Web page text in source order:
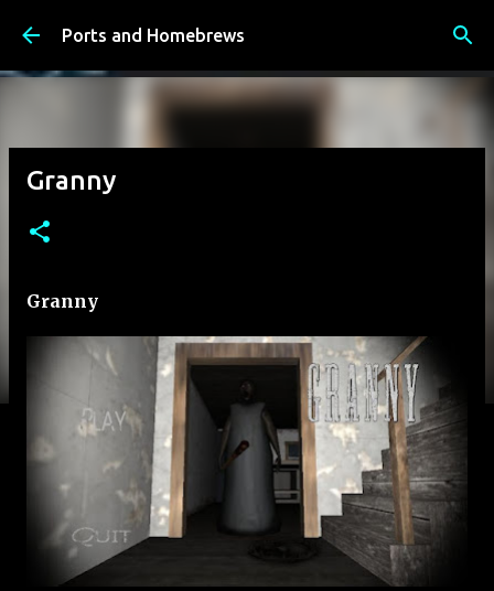
К основному контенту
Ports and Homebrews
Granny
Granny